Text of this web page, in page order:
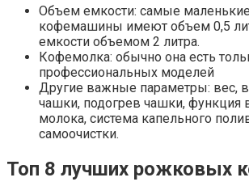
Объем емкости: самые
кофемашины имеют объем 0,5
емкости объемом 2 литра.
Кофемолка: обычно она есть
профессиональных моделей
Другие важные параметры: вес,
чашки, подогрев чашки, функция
молока, система капельного
самоочистки.
Топ 8 лучших рожковых